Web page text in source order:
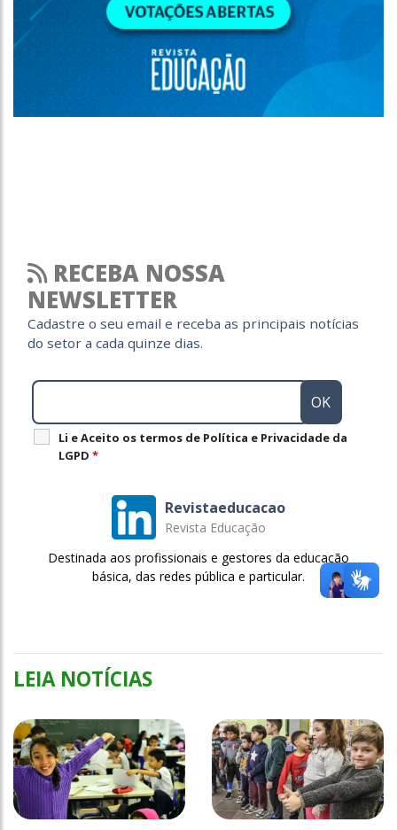
RECEBA NOSSA
NEWSLETTER
Cadastre o seu email e receba as principais notícias
do setor a cada quinze dias.
Li e Aceito os termos de Política e Privacidade da
LGPD *
Revistaeducacao
Revista Educação
Destinada aos profissionais e gestores da educação
básica, das redes pública e particular.
LEIA NOTÍCIAS